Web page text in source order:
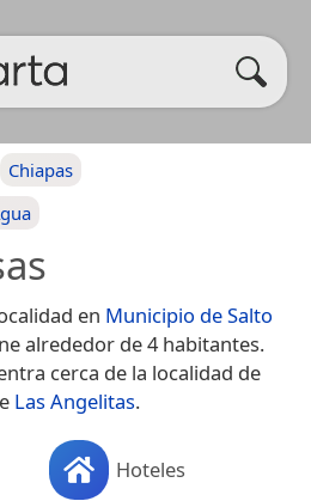
Chiapas
en Municipio de Salto
alrededor de 4 habitantes.
cerca de la localidad de
Las Angelitas.
Hoteles